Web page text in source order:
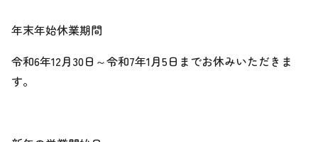
年末年始休業期間
令和6年12月30日～令和7年1月5日までお休みいただきま
す。